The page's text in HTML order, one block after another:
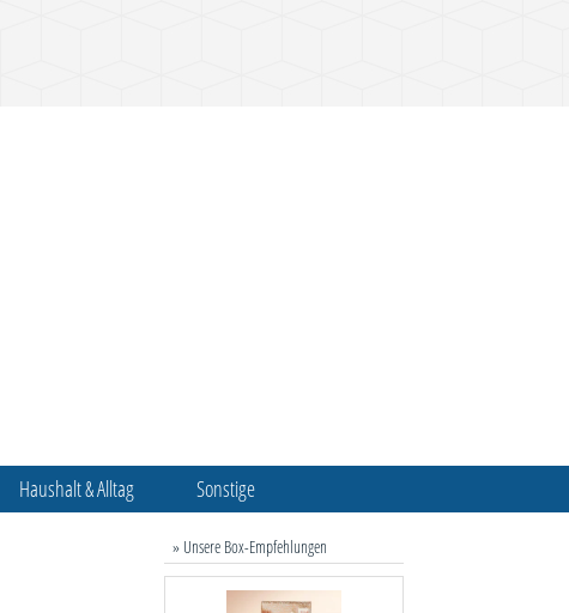
Haushalt & Alltag Sonstige
» Unsere Box-Empfehlungen